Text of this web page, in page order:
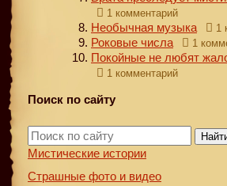
1 комментарий
Необычная музыка 1
Роковые числа 1
Покойные не любят
1 комментарий
Поиск по сайту
Мистические истории
Страшные фото и видео